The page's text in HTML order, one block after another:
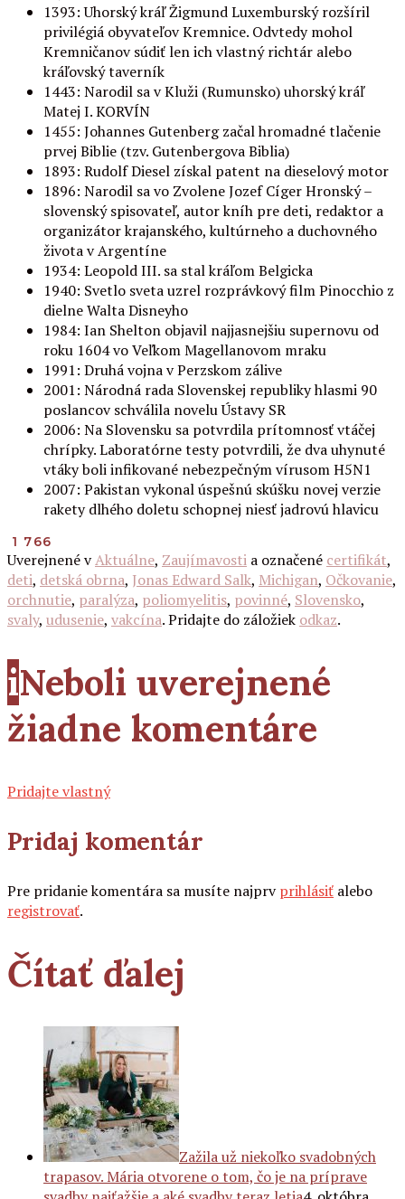
1393: Uhorský kráľ Žigmund Luxemburský rozšíril
privilégiá obyvateľov Kremnice. Odvtedy mohol
Kremničanov súdiť len ich vlastný richtár alebo
kráľovský taverník
1443: Narodil sa v Kluži (Rumunsko) uhorský kráľ
Matej I. KORVÍN
1455: Johannes Gutenberg začal hromadné tlačenie
prvej Biblie (tzv. Gutenbergova Biblia)
1893: Rudolf Diesel získal patent na dieselový motor
1896: Narodil sa vo Zvolene Jozef Cíger Hronský –
slovenský spisovateľ, autor kníh pre deti, redaktor a
organizátor krajanského, kultúrneho a duchovného
života v Argentíne
1934: Leopold III. sa stal kráľom Belgicka
1940: Svetlo sveta uzrel rozprávkový film Pinocchio z
dielne Walta Disneyho
1984: Ian Shelton objavil najjasnejšiu supernovu od
roku 1604 vo Veľkom Magellanovom mraku
1991: Druhá vojna v Perzskom zálive
2001: Národná rada Slovenskej republiky hlasmi 90
poslancov schválila novelu Ústavy SR
2006: Na Slovensku sa potvrdila prítomnosť vtáčej
chrípky. Laboratórne testy potvrdili, že dva uhynuté
vtáky boli infikované nebezpečným vírusom H5N1
2007: Pakistan vykonal úspešnú skúšku novej verzie
rakety dlhého doletu schopnej niesť jadrovú hlavicu
1 766
Uverejnené vAktuálne, Zaujímavosti a označené certifikát,
deti, detská obrna, Jonas Edward Salk, Michigan, Očkovanie,
orchnutie, paralýza, poliomyelitis, povinné, Slovensko,
svaly, udusenie, vakcína. Pridajte do záložiek odkaz.
iNeboli uverejnené
žiadne komentáre
Pridajte vlastný
Pridaj komentár
Pre pridanie komentára sa musíte najprvprihlásiť alebo
registrovať.
Čítať ďalej
Zažila už niekoľko svadobných
trapasov. Mária otvorene o tom, čo je na príprave